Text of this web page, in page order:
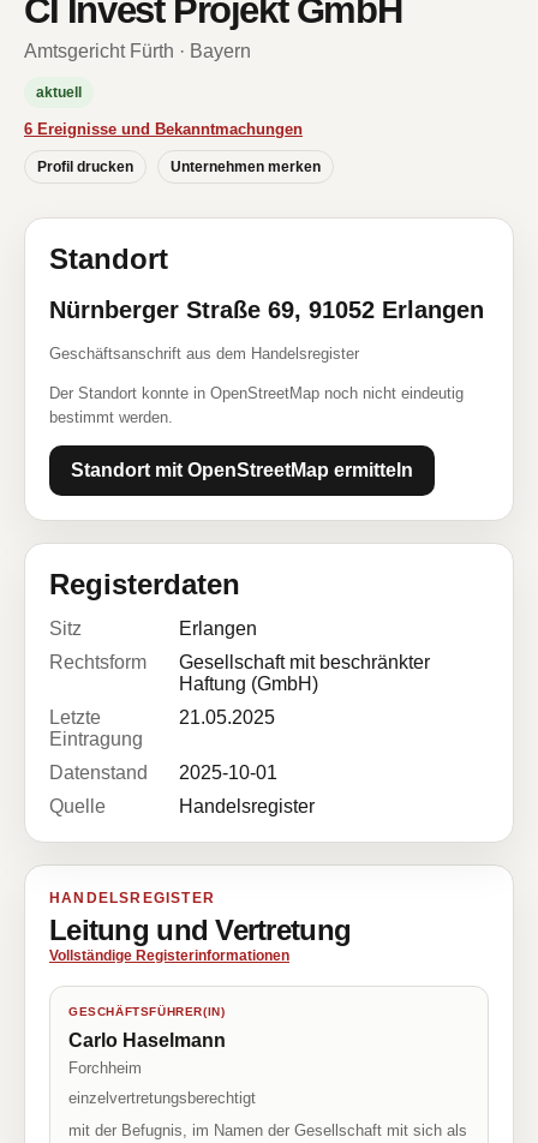
CI Invest Projekt GmbH
Amtsgericht Fürth · Bayern
aktuell
6 Ereignisse und Bekanntmachungen
Profil drucken Unternehmen merken
Standort
Nürnberger Straße 69, 91052 Erlangen
Geschäftsanschrift aus dem Handelsregister
Der Standort konnte in OpenStreetMap noch nicht eindeutig
bestimmt werden.
Standort mit OpenStreetMap ermitteln
Registerdaten
Sitz
Erlangen
Rechtsform
Gesellschaft mit beschränkter
Haftung (GmbH)
Letzte
Eintragung
21.05.2025
Datenstand
2025-10-01
Quelle
Handelsregister
HANDELSREGISTER
Leitung und Vertretung
Vollständige Registerinformationen
GESCHÄFTSFÜHRER(IN)
Carlo Haselmann
Forchheim
einzelvertretungsberechtigt
mit der Befugnis, im Namen der Gesellschaft mit sich als